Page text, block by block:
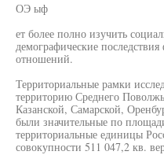
ОЭ ыф
ет более полно изучить
демографические
отношений.
Территориальные рамки
территорию Среднего
Казанской, Самарской,
были значительные по
территориальные единицы
совокупности 511 047,2 кв.